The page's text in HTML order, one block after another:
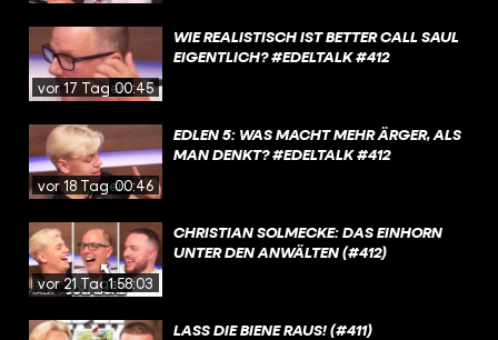
vor 17 Tagen00:45
WIE REALISTISCH IST BETTER CALL SAUL
EIGENTLICH? #EDELTALK #412
vor 18 Tagen00:46
EDLEN 5: WAS MACHT MEHR ÄRGER, ALS
MAN DENKT? #EDELTALK #412
vor 21 Tagen1:58:03
CHRISTIAN SOLMECKE: DAS EINHORN
UNTER DEN ANWÄLTEN (#412)
LASS DIE BIENE RAUS! (#411)